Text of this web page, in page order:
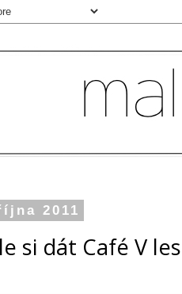
2011
si dát Café V